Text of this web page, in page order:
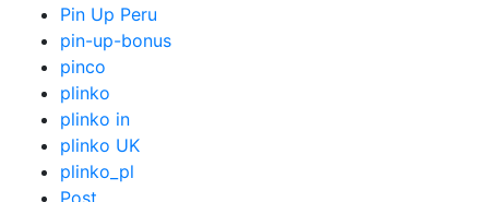
Pin Up Peru
pin-up-bonus
pinco
plinko
plinko in
plinko UK
plinko_pl
Post